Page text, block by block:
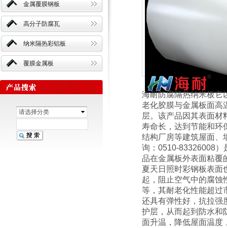
金属覆膜钢板
高分子防腐瓦
纳米隔热彩铝板
覆膜金属板
请选择分类
海耐防腐隔热纳米板它
老化胶膜与金属板面高
层。该产品因其表面材
寿命长，达到节能和环
结构厂房等建筑屋面、
询：0510-83326008）
品在金属板外表面粘覆
夏天日照时彩钢板表面
起，阻止空气中的腐蚀
等，其耐老化性能超过
还具有弹性好，抗拉强
护层，从而起到防水和
面升温，降低屋面温度